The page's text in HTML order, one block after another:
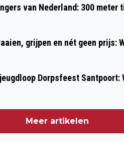
van Nederland: 300
grijpen en nét geen prijs:
Dorpsfeest Santpoort:
Meer artikelen